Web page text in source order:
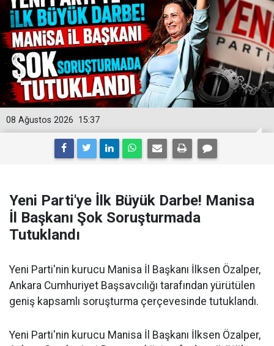
15:37
08 Ağustos 2026
Yeni Parti'ye İlk Büyük Darbe! Manisa
İl Başkanı Şok Soruşturmada
Tutuklandı
Yeni Parti'nin kurucu Manisa İl Başkanı İlksen Özalper,
Ankara Cumhuriyet Başsavcılığı tarafından yürütülen
geniş kapsamlı soruşturma çerçevesinde tutuklandı.
Yeni Parti'nin kurucu Manisa İl Başkanı İlksen Özalper,